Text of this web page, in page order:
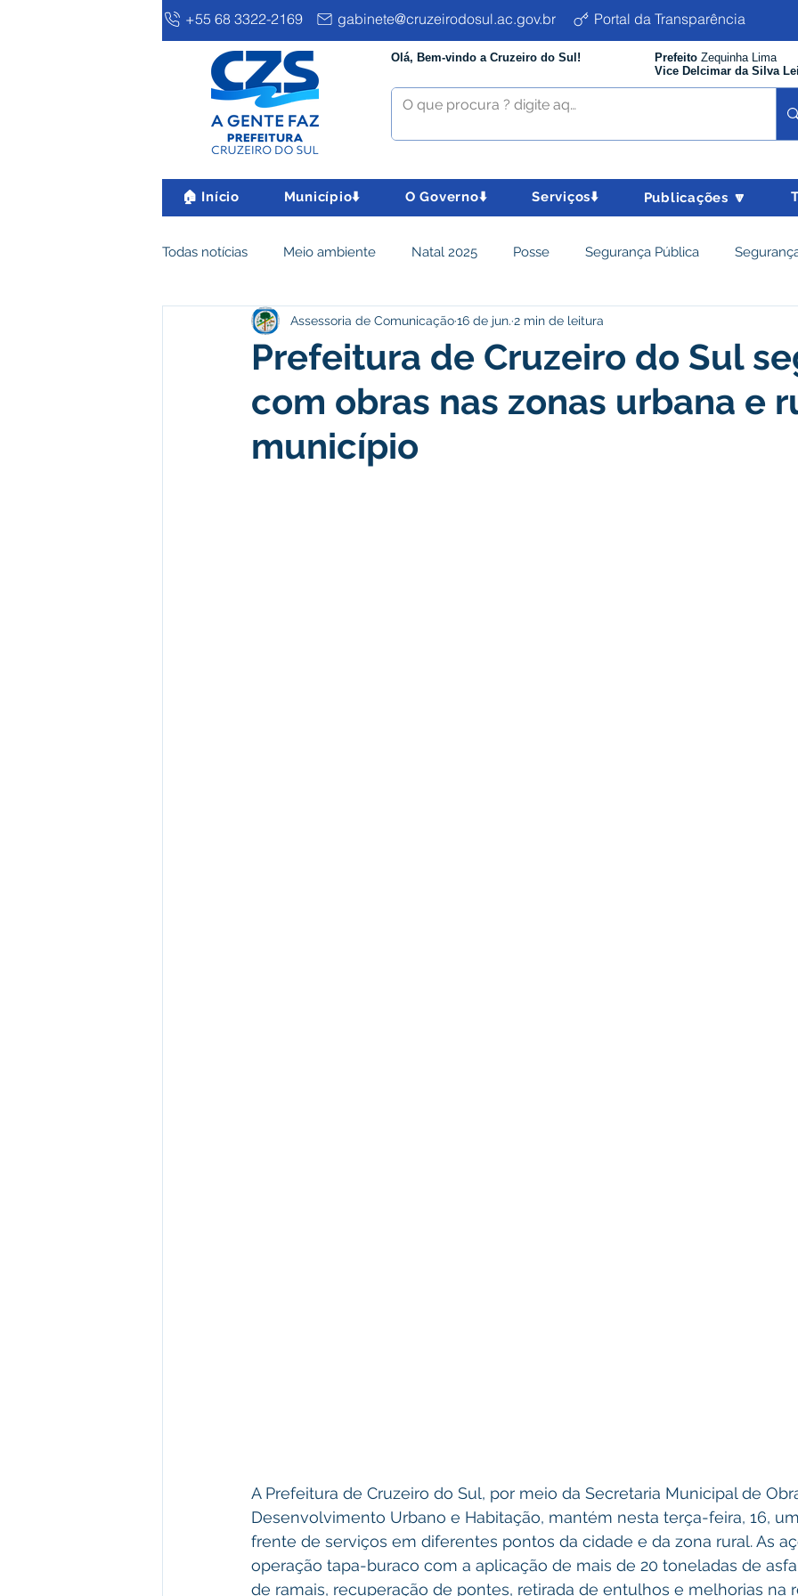
+55 68 3322-2169 gabinete@cruzeirodosul.ac.gov.br Portal da Transparência
Olá, Bem-vindo a Cruzeiro do Sul! Prefeito Zequinha Lima
Vice Delcimar da Silva
🏠 Início Município⬇️ O Governo⬇️ Serviços⬇️ Publicações 🔽
Todas notícias Meio ambiente Natal 2025 Posse Segurança Pública
Clima e Meio Ambiente Assistência Social e Cidadania Parcerias
Desenvolvimento econômico e turismo Tributos Departamento de Limpeza
Desenvolvimento econômico e turismo
Prefeitura de Cruzeiro do Sul
com obras nas zonas urbana e
município
Assessoria de Comunicação16 de jun. 2 min de leitura
A Prefeitura de Cruzeiro do Sul, por meio da Secretaria Municipal de
Desenvolvimento Urbano e Habitação, mantém nesta terça-feira, 16,
frente de serviços em diferentes pontos da cidade e da zona rural. As
operação tapa-buraco com a aplicação de mais de 20 toneladas de
de ramais, recuperação de pontes, retirada de entulhos e melhorias na